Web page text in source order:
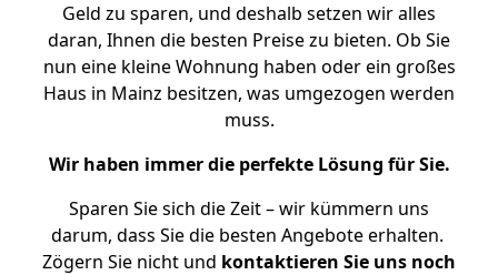
Geld zu sparen, und deshalb setzen wir alles
daran, Ihnen die besten Preise zu bieten. Ob Sie
nun eine kleine Wohnung haben oder ein großes
Haus in Mainz besitzen, was umgezogen werden
muss.
Wir haben immer die perfekte Lösung für Sie.
Sparen Sie sich die Zeit – wir kümmern uns
darum, dass Sie die besten Angebote erhalten.
Zögern Sie nicht und kontaktieren Sie uns noch